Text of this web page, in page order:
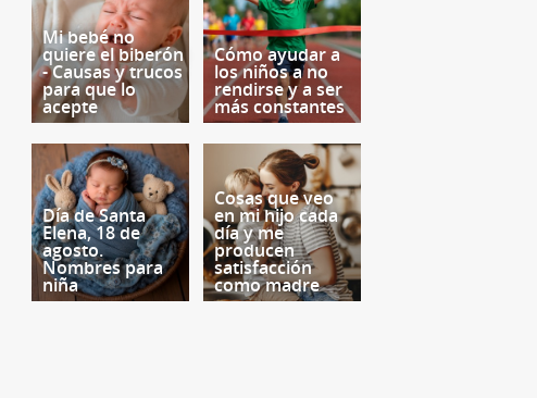
Mi bebé no
quiere el biberón
- Causas y trucos
para que lo
acepte
Cómo ayudar a
los niños a no
rendirse y a ser
más constantes
Día de Santa
Elena, 18 de
agosto.
Nombres para
niña
Cosas que veo
en mi hijo cada
día y me
producen
satisfacción
como madre